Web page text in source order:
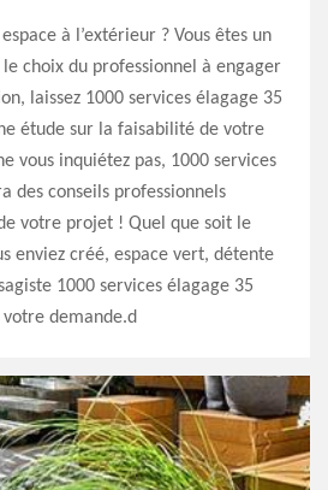
à l’extérieur ? Vous êtes un
choix du professionnel à engager
laissez 1000 services élagage 35
étude sur la faisabilité de votre
vous inquiétez pas, 1000 services
des conseils professionnels
votre projet ! Quel que soit le
enviez créé, espace vert, détente
1000 services élagage 35
demande.d